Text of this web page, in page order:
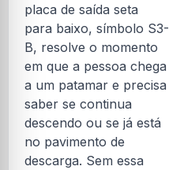
placa de saída seta
para baixo, símbolo S3-
B, resolve o momento
em que a pessoa chega
a um patamar e precisa
saber se continua
descendo ou se já está
no pavimento de
descarga. Sem essa